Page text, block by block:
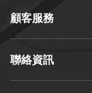
顧客服務
聯絡資訊